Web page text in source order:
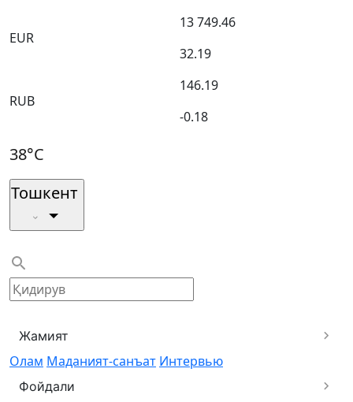
EUR
13 749.46
32.19
RUB
146.19
-0.18
38°C
Тошкент
Жамият
Олам Маданият-санъат Интервью
Фойдали